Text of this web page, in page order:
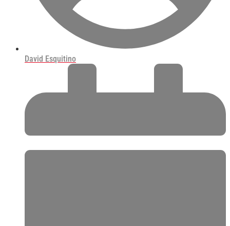
David Esquitino